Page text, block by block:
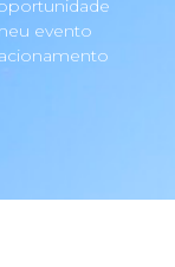
evento